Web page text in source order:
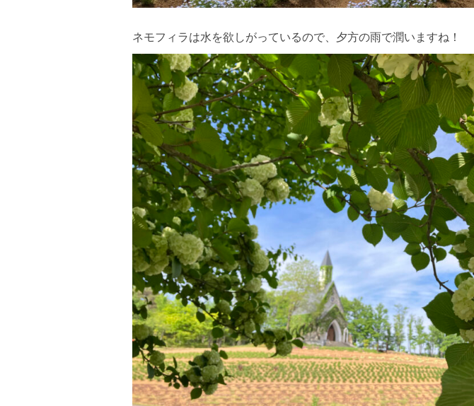
ネモフィラは水を欲しがっているので、夕方の雨で潤いますね！